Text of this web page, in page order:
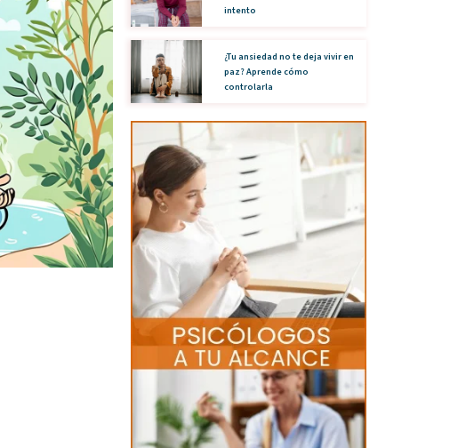
intento
¿Tu ansiedad no te deja vivir en
paz? Aprende cómo
controlarla